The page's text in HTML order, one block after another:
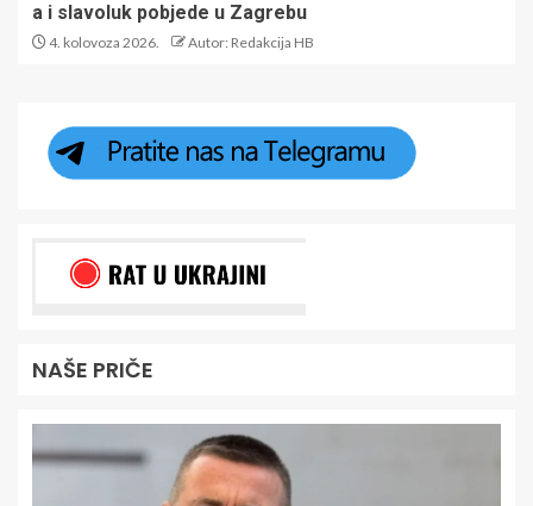
a i slavoluk pobjede u Zagrebu
4. kolovoza 2026. Autor: Redakcija HB
NAŠE PRIČE